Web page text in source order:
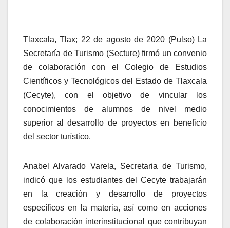
Tlaxcala, Tlax; 22 de agosto de 2020 (Pulso) La
Secretaría de Turismo (Secture) firmó un convenio
de colaboración con el Colegio de Estudios
Científicos y Tecnológicos del Estado de Tlaxcala
(Cecyte), con el objetivo de vincular los
conocimientos de alumnos de nivel medio
superior al desarrollo de proyectos en beneficio
del sector turístico.
Anabel Alvarado Varela, Secretaria de Turismo,
indicó que los estudiantes del Cecyte trabajarán
en la creación y desarrollo de proyectos
específicos en la materia, así como en acciones
de colaboración interinstitucional que contribuyan